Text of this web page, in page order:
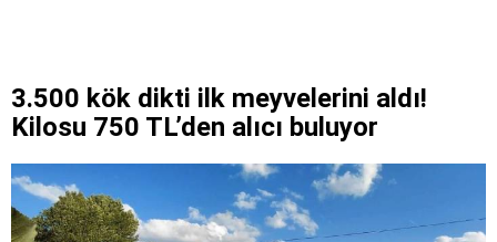
3.500 kök dikti ilk meyvelerini aldı!
Kilosu 750 TL’den alıcı buluyor